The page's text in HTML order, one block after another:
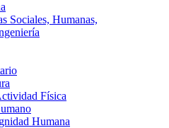
Sociales, Humanas,
Física
Humana